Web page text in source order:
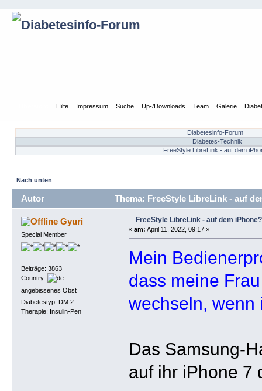
Hilfe Impressum Suche Up-/Downloads Team Galerie
Diabetesinfo-Forum
Diabetes-Technik
FreeStyle LibreLink - auf dem
Nach unten
Autor Thema: FreeStyle LibreLink - auf
Gyuri
Special Member
Beiträge: 3863
Country:
angebissenes Obst
Diabetestyp: DM 2
Therapie: Insulin-Pen
FreeStyle LibreLink - auf dem iPhone?
« am: April 11, 2022, 09:17 »
Mein
dass meine
wechseln, wenn
Das Samsung-
auf ihr iPhone 7